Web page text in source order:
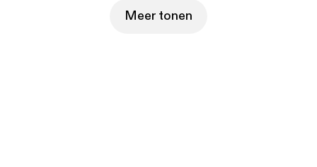
Meer tonen